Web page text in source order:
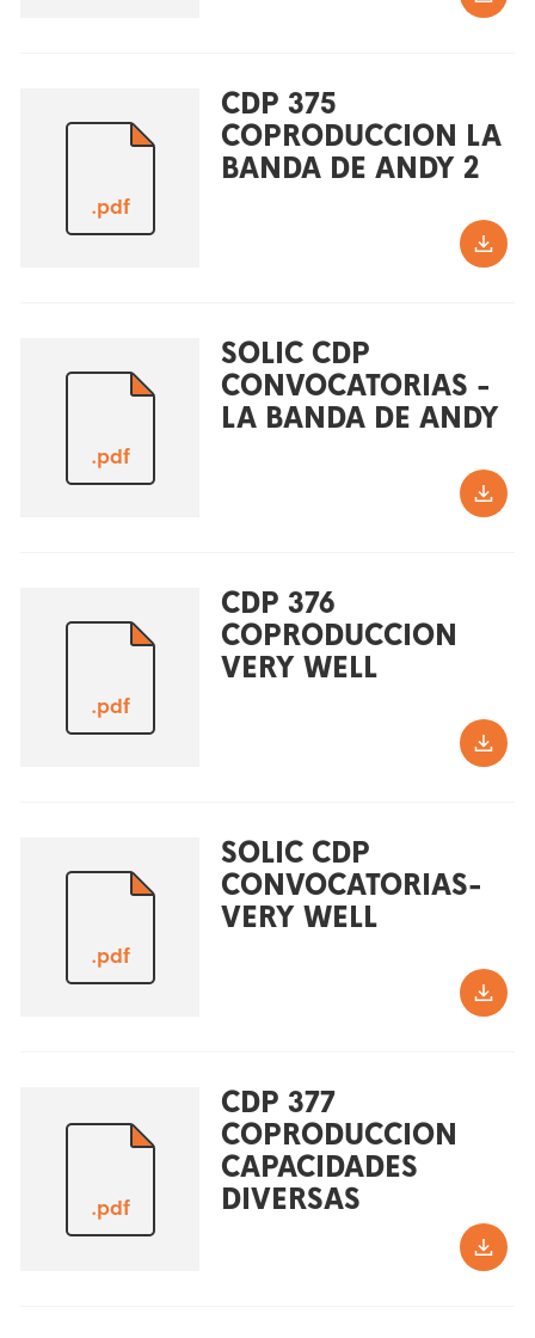
.pdf
CDP 375
COPRODUCCION LA
BANDA DE ANDY 2
.pdf
SOLIC CDP
CONVOCATORIAS -
LA BANDA DE ANDY
.pdf
CDP 376
COPRODUCCION
VERY WELL
.pdf
SOLIC CDP
CONVOCATORIAS-
VERY WELL
.pdf
CDP 377
COPRODUCCION
CAPACIDADES
DIVERSAS